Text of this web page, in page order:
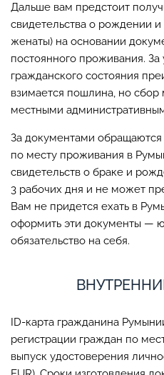
Дальше вам предстоит
свидетельства о рождении
женаты) на основании
постоянного проживания. За
гражданского состояния
взимается пошлина, но сбор
местными
За документами
по месту проживания в
свидетельств о браке и
3 рабочих дня и не может
Вам не придется ехать в
оформить эти документы —
обязательство на себя.
ID-карта гражданина
регистрации граждан по
выпуск удостоверения